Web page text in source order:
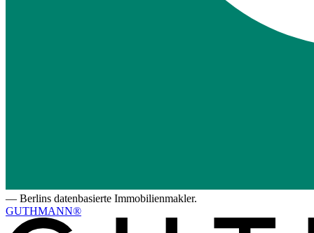
— Berlins datenbasierte Immobilienmakler.
GUTHMANN®